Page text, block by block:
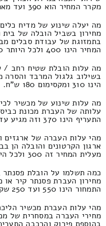
מקרר המחיר הוא 390 ועד מאתיים שקל חדש.
מה יעלה שינוע של מדיח
מחירון בשביל הובלה של
בתמזוגת של עבודת סבלים
המחיר הינו 400 ולכל היותר 190 ש"ח.
מה עלות הובלת שטיח רחב /
בשילוב גלגול המרבד
הינו 310 ומקסימום 180 ש"ח.
מה עלות שינוע של מכשיר
עלותה של העברת מכונת
התעריף הינו 370 וזה מגיע עד 190 שקל.
מהי עלות העברה של ארגזים
ארגון הקרטונים והובלה הן
מעלית המחיר זה 300 ולכל היותר 170 ₪.
כמה תשלמו על הובלת פסנתר
מחירון העברת פסנתר קיר או
התמחור הינו 550 ועד 250 שקל.
מהי עלות העברת מכשיר
מחירי העברה במסחרית של